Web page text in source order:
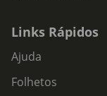
Links Rápidos
Ajuda
Folhetos